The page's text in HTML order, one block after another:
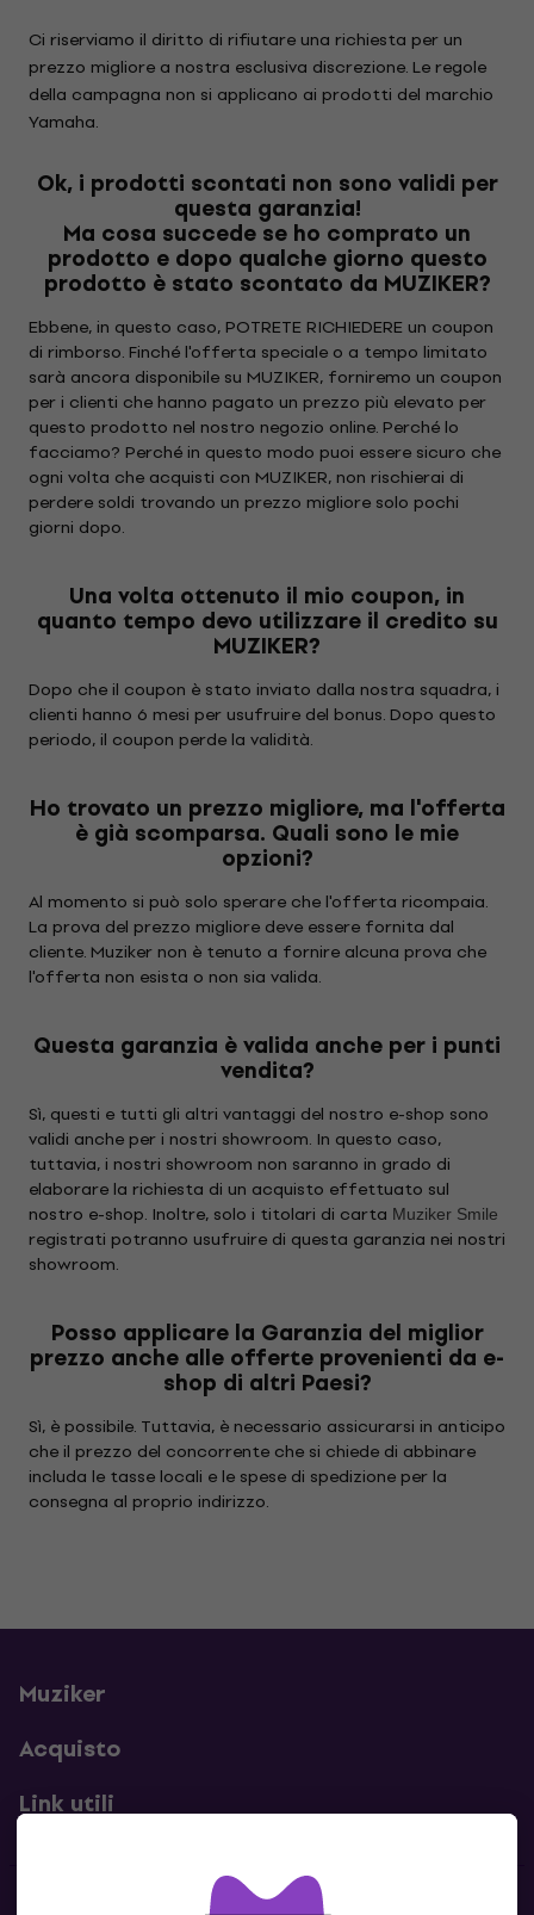
Ci riserviamo il diritto di rifiutare una richiesta per un
prezzo migliore a nostra esclusiva discrezione. Le regole
della campagna non si applicano ai prodotti del marchio
Yamaha.
Ok, i prodotti scontati non sono validi per
questa garanzia!
Ma cosa succede se ho comprato un
prodotto e dopo qualche giorno questo
prodotto è stato scontato da MUZIKER?
Ebbene, in questo caso, POTRETE RICHIEDERE un coupon
di rimborso. Finché l'offerta speciale o a tempo limitato
sarà ancora disponibile su MUZIKER, forniremo un coupon
per i clienti che hanno pagato un prezzo più elevato per
questo prodotto nel nostro negozio online. Perché lo
facciamo? Perché in questo modo puoi essere sicuro che
ogni volta che acquisti con MUZIKER, non rischierai di
perdere soldi trovando un prezzo migliore solo pochi
giorni dopo.
Una volta ottenuto il mio coupon, in
quanto tempo devo utilizzare il credito su
MUZIKER?
Dopo che il coupon è stato inviato dalla nostra squadra, i
clienti hanno 6 mesi per usufruire del bonus. Dopo questo
periodo, il coupon perde la validità.
Ho trovato un prezzo migliore, ma l'offerta
è già scomparsa. Quali sono le mie
opzioni?
Al momento si può solo sperare che l'offerta ricompaia.
La prova del prezzo migliore deve essere fornita dal
cliente. Muziker non è tenuto a fornire alcuna prova che
l'offerta non esista o non sia valida.
Questa garanzia è valida anche per i punti
vendita?
Sì, questi e tutti gli altri vantaggi del nostro e-shop sono
validi anche per i nostri showroom. In questo caso,
tuttavia, i nostri showroom non saranno in grado di
elaborare la richiesta di un acquisto effettuato sul
nostro e-shop. Inoltre, solo i titolari di carta Muziker Smile
registrati potranno usufruire di questa garanzia nei nostri
showroom.
Posso applicare la Garanzia del miglior
prezzo anche alle offerte provenienti da e-
shop di altri Paesi?
Sì, è possibile. Tuttavia, è necessario assicurarsi in anticipo
che il prezzo del concorrente che si chiede di abbinare
includa le tasse locali e le spese di spedizione per la
consegna al proprio indirizzo.
Muziker
Acquisto
Link utili